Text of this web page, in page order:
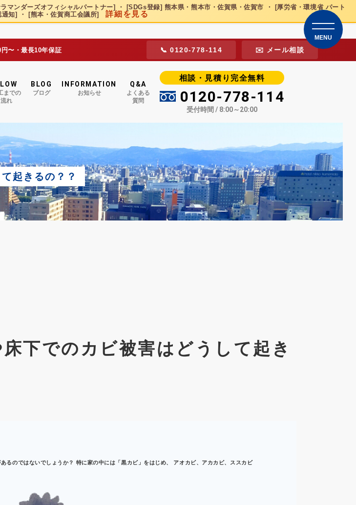
ンダーズオフィシャルパートナー] ・ [SDGs登録] 熊本県・熊本市・佐賀県・佐賀市 ・ [厚労省・環境省 パート
通知] ・ [熊本・佐賀商工会議所]詳細を見る
〜・最長10年保証 📞 0120-778-114 ✉️ メール相談
までの
流れ
BLOG
ブログ
INFORMATION
お知らせ
Q&A
よくある
質問
相談・見積り完全無料
0120-778-114
受付時間 / 8:00～20:00
MENU
起きるの？？
下でのカビ被害はどうして起き
るのではないでしょうか？ 特に家の中には「黒カビ」をはじめ、 アオカビ、アカカビ、ススカビ